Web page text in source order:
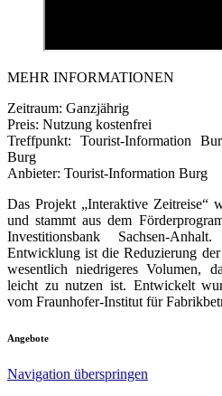
MEHR INFORMATIONEN
Zeitraum: Ganzjährig
Preis: Nutzung kostenfrei
Treffpunkt: Tourist-Information
Burg
Anbieter: Tourist-Information Burg
Das Projekt „Interaktive Zeitreise“
und stammt aus dem
Investitionsbank Sachsen-
Entwicklung ist die Reduzierung
wesentlich niedrigeres Volumen,
leicht zu nutzen ist. Entwickelt
vom Fraunhofer-Institut für
Angebote
Navigation überspringen